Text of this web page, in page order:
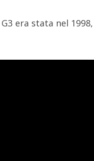
era stata nel